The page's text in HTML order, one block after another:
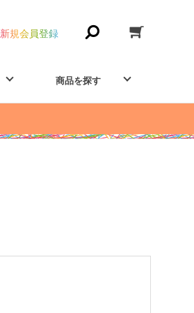
新規会員登録
商品を探す